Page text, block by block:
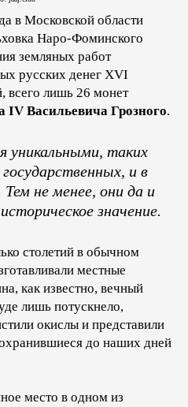
в Московской области
Наро-Фоминского
земляных работ
русских денег XVI
всего лишь 26 монет
IV Васильевича Грозного.
уникальными, таких
и в
Тем не менее, они да и
значение.
столетий в обычном
местные
как известно, вечный
лишь потускнело,
окислы и представили
до наших дней
место в одном из